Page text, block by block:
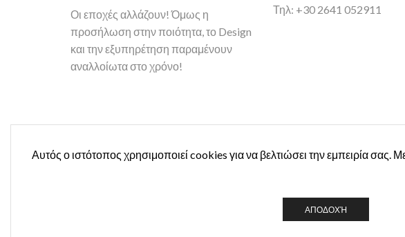
Οι εποχές αλλάζουν! Όμως η
προσήλωση στην ποιότητα, το Design
και την εξυπηρέτηση παραμένουν
αναλλοίωτα στο χρόνο!
Τηλ: +30 2641 052911
Αυτός ο ιστότοπος χρησιμοποιεί cookies για να βελτιώσει την εμπειρία σας.
ΑΠΟΔΟΧΉ